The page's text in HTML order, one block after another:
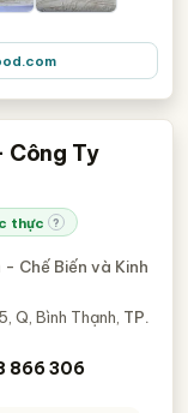
Công Ty
thực ?
- Chế Biến và Kinh
Q, Bình Thạnh, TP.
866 306